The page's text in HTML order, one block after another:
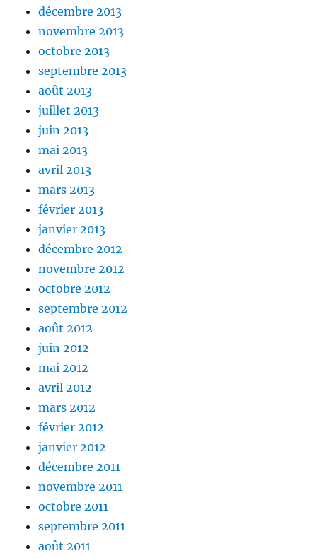
décembre 2013
novembre 2013
octobre 2013
septembre 2013
août 2013
juillet 2013
juin 2013
mai 2013
avril 2013
mars 2013
février 2013
janvier 2013
décembre 2012
novembre 2012
octobre 2012
septembre 2012
août 2012
juin 2012
mai 2012
avril 2012
mars 2012
février 2012
janvier 2012
décembre 2011
novembre 2011
octobre 2011
septembre 2011
août 2011